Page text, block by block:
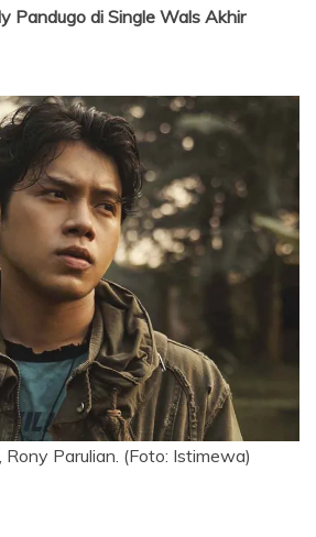
Pandugo di Single Wals Akhir
Rony Parulian. (Foto: Istimewa)